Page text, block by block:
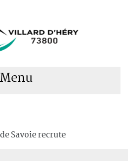
Menu
Savoie recrute